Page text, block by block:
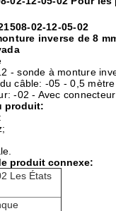
02-12-05-02
inverse de 8
- sonde à monture
câble: -05 - 0,5
-02 - Avec
produit:
produit connexe:
Les États